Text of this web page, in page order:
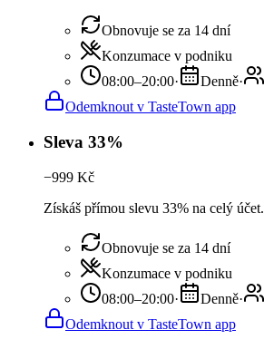
Obnovuje se za 14 dní
Konzumace v podniku
08:00–20:00· Denně·
Odemknout v TasteTown app
Sleva 33%
−999 Kč
Získáš přímou slevu 33% na celý účet.
Obnovuje se za 14 dní
Konzumace v podniku
08:00–20:00· Denně·
Odemknout v TasteTown app